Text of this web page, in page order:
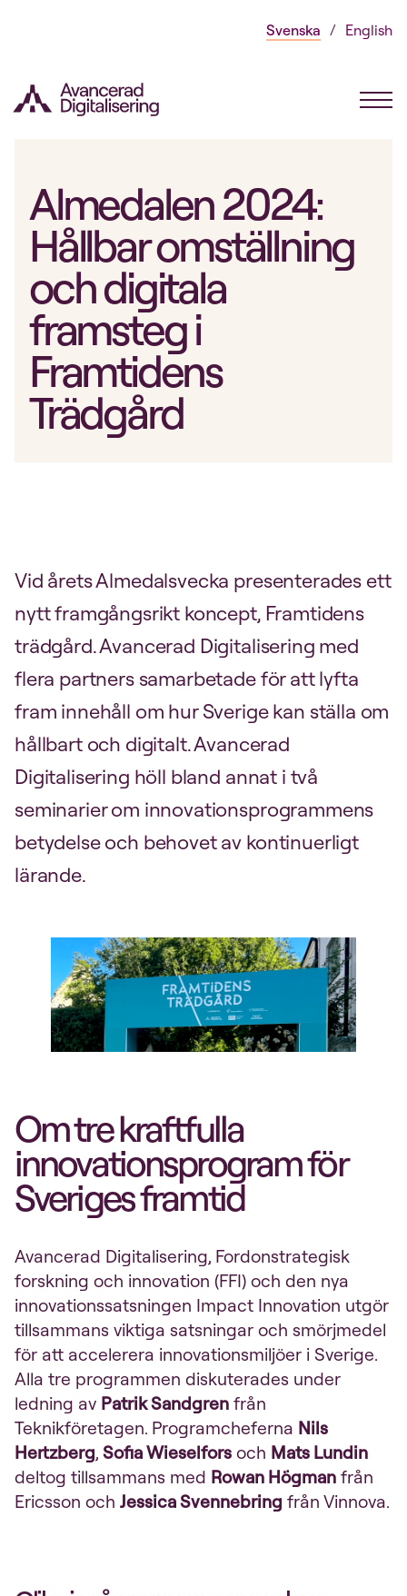
innehållet
Svenska English
Almedalen 2024:
Hållbar omställning
och digitala
framsteg i
Framtidens
Trädgård
Vid årets Almedalsvecka presenterades ett
nytt framgångsrikt koncept, Framtidens
trädgård. Avancerad Digitalisering med
flera partners samarbetade för att lyfta
fram innehåll om hur Sverige kan ställa om
hållbart och digitalt. Avancerad
Digitalisering höll bland annat i två
seminarier om innovationsprogrammens
betydelse och behovet av kontinuerligt
lärande.
Om tre kraftfulla
innovationsprogram för
Sveriges framtid
Avancerad Digitalisering, Fordonstrategisk
forskning och innovation (FFI) och den nya
innovationssatsningen Impact Innovation utgör
tillsammans viktiga satsningar och smörjmedel
för att accelerera innovationsmiljöer i Sverige.
Alla tre programmen diskuterades under
ledning av Patrik Sandgren från
Teknikföretagen. Programcheferna Nils
Hertzberg, Sofia Wieselfors och Mats Lundin
deltog tillsammans med Rowan Högman från
Ericsson och Jessica Svennebring från Vinnova.